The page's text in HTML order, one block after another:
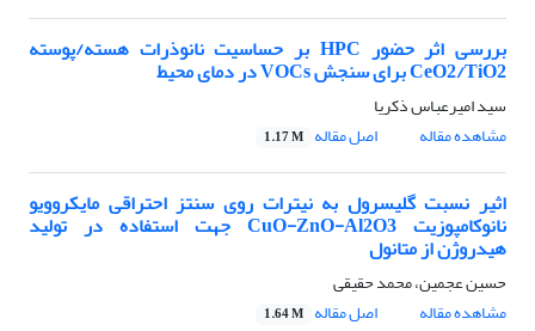
بررسی اثر حضور HPC بر حساسیت نانوذرات هسته/پوسته
CeO2/TiO2 برای سنجش VOCs در دمای محیط
سید امیرعباس ذکریا
مشاهده مقاله
اصل مقاله 1.17 M
اثیر نسبت گلیسرول به نیترات روی سنتز احتراقی مایکروویو
نانوکامپوزیت CuO-ZnO-Al2O3 جهت استفاده در تولید
هیدروژن از متانول
حسین عجمین، محمد حقیقی
مشاهده مقاله
اصل مقاله 1.64 M